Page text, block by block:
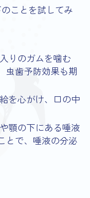
ことを試してみ
りのガムを噛む
虫歯予防効果も期
を心がけ、口の中
顎の下にある唾液
とで、唾液の分泌